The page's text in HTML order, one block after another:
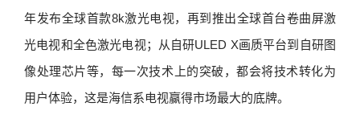
年发布全球首款8k激光电视，再到推出全球首台卷曲屏激
光电视和全色激光电视；从自研ULED X画质平台到自研图
像处理芯片等，每一次技术上的突破，都会将技术转化为
用户体验，这是海信系电视赢得市场最大的底牌。